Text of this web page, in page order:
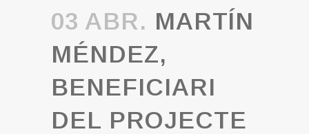
03 ABR. MARTÍN
MÉNDEZ,
BENEFICIARI
DEL PROJECTE